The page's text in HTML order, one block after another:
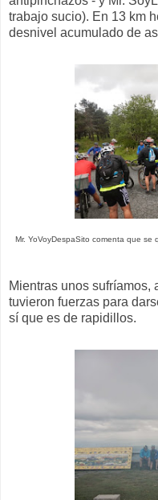
trabajo sucio). En 13 km
desnivel acumulado de
Mr. YoVoyDespaSito comenta que
Mientras unos sufríamos,
tuvieron fuerzas para
sí que es de rapidillos.